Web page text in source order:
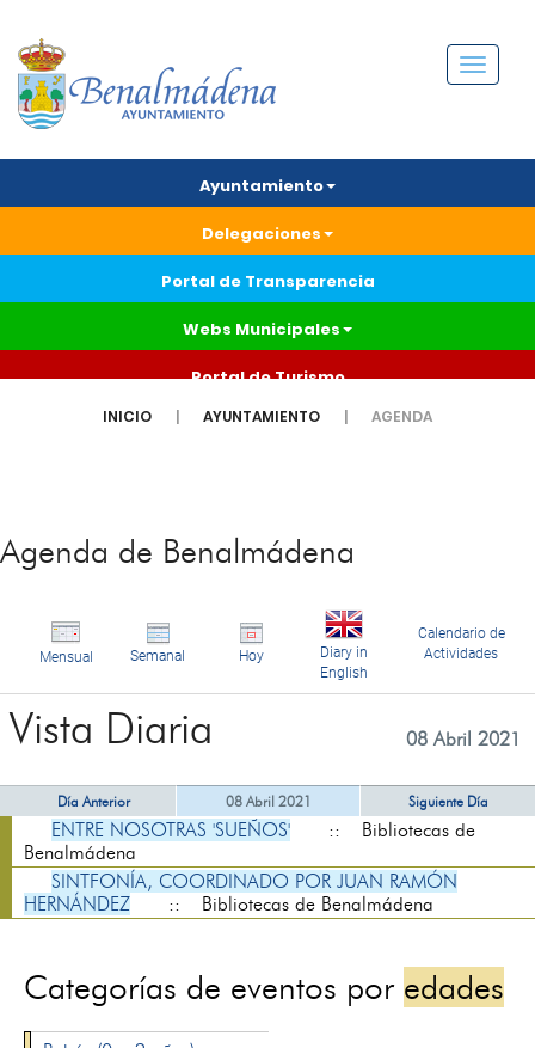
Menú
Ayuntamiento
Delegaciones
Portal de Transparencia
Webs Municipales
Portal de Turismo
INICIO AYUNTAMIENTO AGENDA
Agenda de Benalmádena
Mensual Semanal Hoy
Diary in
English
Calendario de
Actividades
Vista Diaria 08 Abril 2021
Día Anterior 08 Abril 2021 Siguiente Día
ENTRE NOSOTRAS 'SUEÑOS'
:: Bibliotecas de
Benalmádena
SINTFONÍA, COORDINADO POR JUAN RAMÓN
HERNÁNDEZ
:: Bibliotecas de Benalmádena
Categorías de eventos por edades